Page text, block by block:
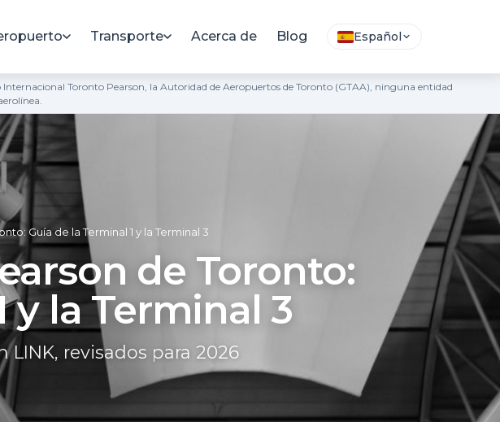
Transporte Acerca de Blog Español
Toronto Pearson, la Autoridad de Aeropuertos de Toronto (GTAA), ninguna entidad
Guía de la Terminal 1 y la Terminal 3
de Toronto:
y la Terminal 3
revisados para 2026